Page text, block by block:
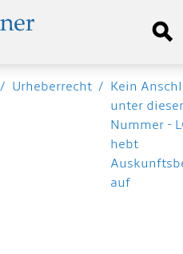
/ Urheberrecht / Kein
unter
Nummer -
hebt
auf